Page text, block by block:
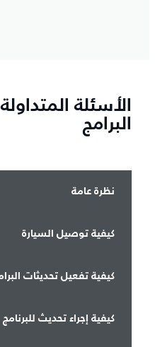
الأسئلة
البرامج
نظرة عامة
كيفية توصيل السيارة
كيفية تفعيل تحديثات
كيفية إجراء تحديث للبرنامج